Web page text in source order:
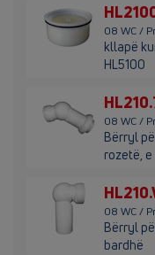
08 WC /
kllapë
HL5100
08 WC /
Bërryl
rozetë,
08 WC /
Bërryl
bardhë